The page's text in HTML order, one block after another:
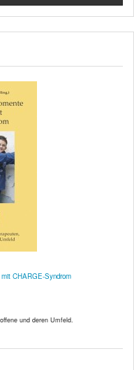
mit CHARGE-Syndrom
und deren Umfeld.